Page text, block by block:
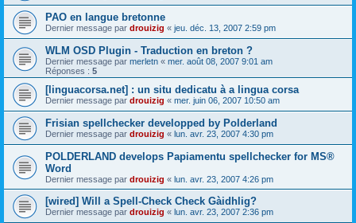
PAO en langue bretonne
Dernier message par drouizig « jeu. déc. 13, 2007 2:59 pm
WLM OSD Plugin - Traduction en breton ?
Dernier message par merletn « mer. août 08, 2007 9:01 am
Réponses : 5
[linguacorsa.net] : un situ dedicatu à a lingua corsa
Dernier message par drouizig « mer. juin 06, 2007 10:50 am
Frisian spellchecker developped by Polderland
Dernier message par drouizig « lun. avr. 23, 2007 4:30 pm
POLDERLAND develops Papiamentu spellchecker for MS®
Word
Dernier message par drouizig « lun. avr. 23, 2007 4:26 pm
[wired] Will a Spell-Check Check Gàidhlig?
Dernier message par drouizig « lun. avr. 23, 2007 2:36 pm